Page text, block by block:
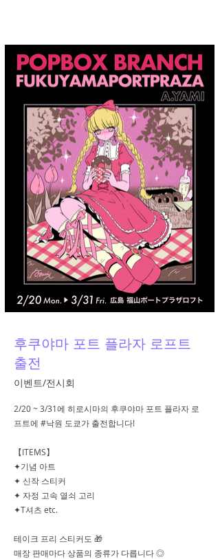
후쿠야마 포트 플라자 로프트
출전
이벤트/전시회
2/20 ~ 3/31에 히로시마의 후쿠야마 포트 플라자 로
프트에 #낙원 도쿄가 출전합니다!
【ITEMS】
✦기념 아트
✦ 신작 스티커
✦ 자정 고속 열쇠 고리
✦T셔츠 etc.
테이크 프리 스티커도 🎁
매장 판매마다 상품의 종류가 다릅니다 ◎